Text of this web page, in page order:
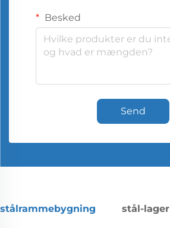
Besked
Send
stålrammebygning stål-lager